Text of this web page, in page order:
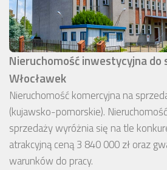
Nieruchomość inwestycyjna do
Włocławek
Nieruchomość komercyjna na
(kujawsko-pomorskie).
sprzedaży wyróżnia się na tle
atrakcyjną ceną 3 840 000 zł oraz
warunków do pracy.